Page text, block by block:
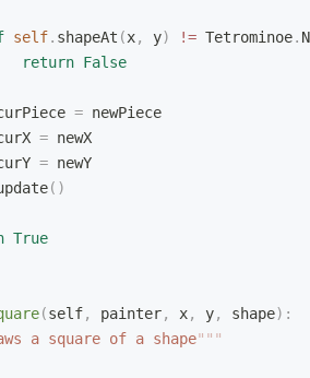
self. shapeAt (x, y) != Tetrominoe.
return
False
= newPiece
= newX
= newY
()
True
(self, painter, x, y, shape):
a square of a shape"""